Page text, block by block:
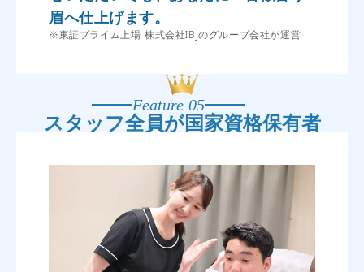
眉へ仕上げます。
※東証プライム上場 株式会社IBJのグループ会社が運営
Feature 05
スタッフ全員が国家資格保有者